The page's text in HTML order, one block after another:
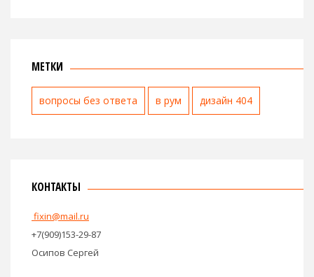
МЕТКИ
вопросы без ответа в рум дизайн 404
КОНТАКТЫ
fixin@mail.ru
+7(909)153-29-87
Осипов Сергей